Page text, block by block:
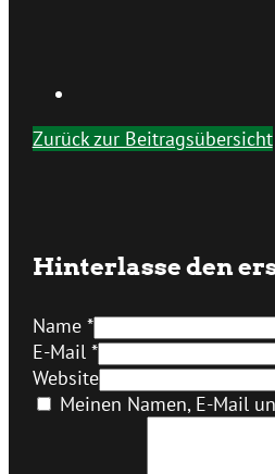
Zurück zur Beitragsübersicht
Hinterlasse den
Name *
E-Mail *
Website
Meinen Namen, E-Mail